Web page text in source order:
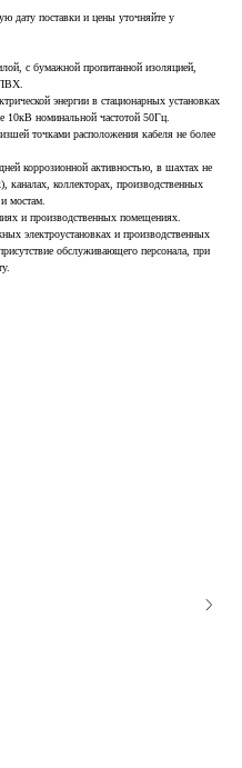
дату поставки и цены уточняйте у
с бумажной пропитанной изоляцией,
энергии в стационарных установках
10кВ номинальной частотой 50Гц.
точками расположения кабеля не более
коррозионной активностью, в шахтах не
коллекторах, производственных
мостам.
и производственных помещениях.
электроустановках и производственных
обслуживающего персонала, при